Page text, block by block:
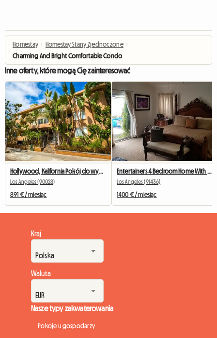
Homestay › Homestay Stany Zjednoczone ›
Charming And Bright Comfortable Condo
Inne oferty, które mogą Cię zainteresować
Hollywood, Kalifornia Pokój do wynajęcia w 2 sypialniach i 1 łazience
Los Angeles (90028)
891 € / miesiąc
Entertainers 4 Bedroom Home With Private Wing
Los Angeles (91436)
1400 € / miesiąc
Kraj
Waluta
Nasze typy zakwaterowania
Pokoje u gospodarzy